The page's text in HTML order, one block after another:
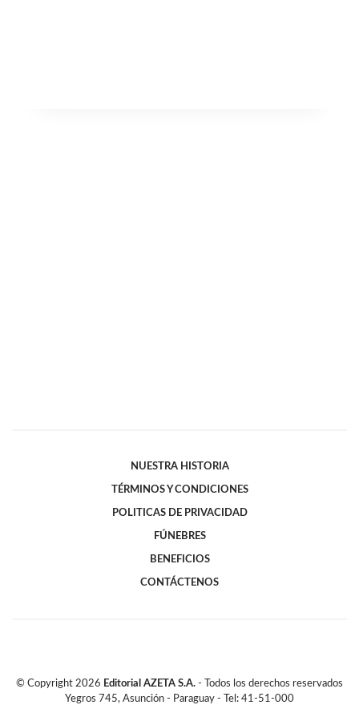
NUESTRA HISTORIA
TÉRMINOS Y CONDICIONES
POLITICAS DE PRIVACIDAD
FÚNEBRES
BENEFICIOS
CONTÁCTENOS
© Copyright 2026 Editorial AZETA S.A. - Todos los derechos reservados
Yegros 745, Asunción - Paraguay - Tel: 41-51-000